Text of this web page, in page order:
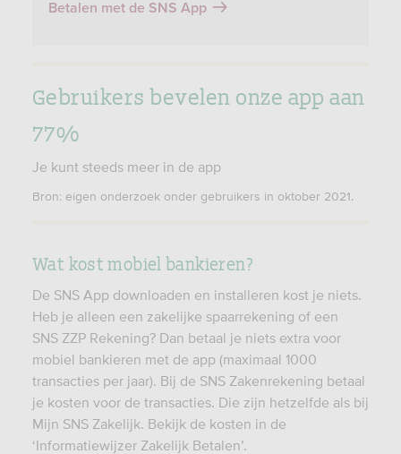
Betalen met de SNS App
Gebruikers bevelen onze app aan
77%
Je kunt steeds meer in de app
Bron: eigen onderzoek onder gebruikers in oktober 2021.
Wat kost mobiel bankieren?
De SNS App downloaden en installeren kost je niets.
Heb je alleen een zakelijke spaarrekening of een
SNS ZZP Rekening? Dan betaal je niets extra voor
mobiel bankieren met de app (maximaal 1000
transacties per jaar). Bij de SNS Zakenrekening betaal
je kosten voor de transacties. Die zijn hetzelfde als bij
Mijn SNS Zakelijk. Bekijk de kosten in de
‘Informatiewijzer Zakelijk Betalen’.